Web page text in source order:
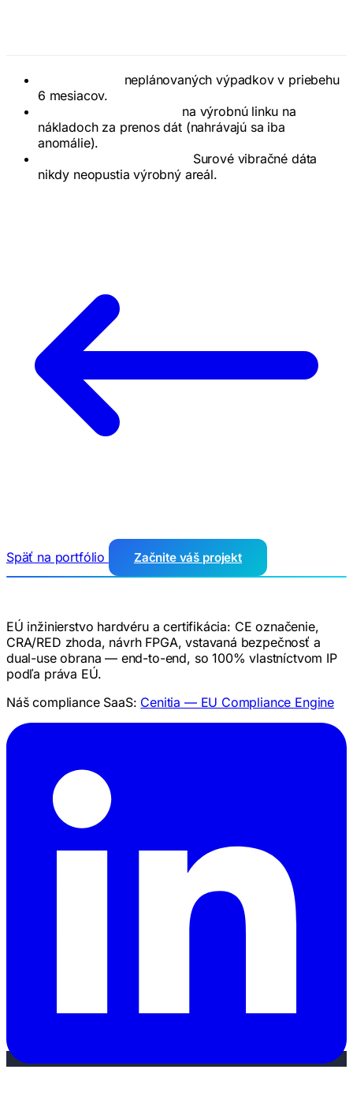
neplánovaných výpadkov v priebehu
6 mesiacov.
na výrobnú linku na
nákladoch za prenos dát (nahrávajú sa iba
anomálie).
Surové vibračné dáta
nikdy neopustia výrobný areál.
Späť na portfólio Začnite váš projekt
EÚ inžinierstvo hardvéru a certifikácia: CE označenie,
CRA/RED zhoda, návrh FPGA, vstavaná bezpečnosť a
dual-use obrana — end-to-end, so 100% vlastníctvom IP
podľa práva EÚ.
Náš compliance SaaS: Cenitia — EU Compliance Engine